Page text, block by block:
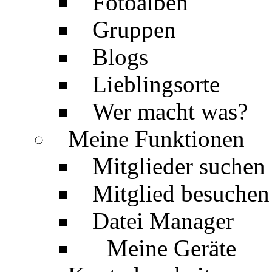
Gruppen
Blogs
Lieblingsorte
Wer macht was?
Meine Funktionen
Mitglieder suchen
Mitglied besuchen
Datei Manager
Meine Geräte